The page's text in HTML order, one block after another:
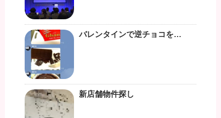
バレンタインで逆チョコを…
新店舗物件探し